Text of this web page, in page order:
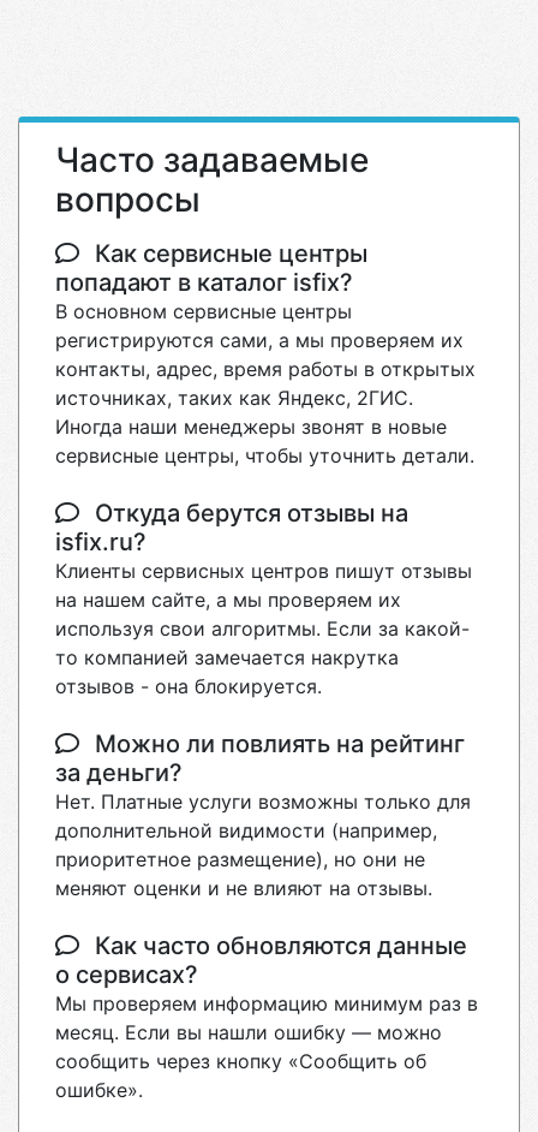
Часто задаваемые
вопросы
Как сервисные центры
попадают в каталог isfix?
В основном сервисные центры
регистрируются сами, а мы проверяем их
контакты, адрес, время работы в открытых
источниках, таких как Яндекс, 2ГИС.
Иногда наши менеджеры звонят в новые
сервисные центры, чтобы уточнить детали.
Откуда берутся отзывы на
isfix.ru?
Клиенты сервисных центров пишут отзывы
на нашем сайте, а мы проверяем их
используя свои алгоритмы. Если за какой-
то компанией замечается накрутка
отзывов - она блокируется.
Можно ли повлиять на рейтинг
за деньги?
Нет. Платные услуги возможны только для
дополнительной видимости (например,
приоритетное размещение), но они не
меняют оценки и не влияют на отзывы.
Как часто обновляются данные
о сервисах?
Мы проверяем информацию минимум раз в
месяц. Если вы нашли ошибку — можно
сообщить через кнопку «Сообщить об
ошибке».